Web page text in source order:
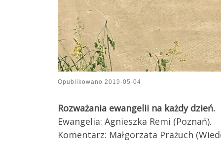
Opublikowano 2019-05-04
Rozważania ewangelii na każdy dzień.
Ewangelia: Agnieszka Remi (Poznań).
Komentarz: Małgorzata Prażuch